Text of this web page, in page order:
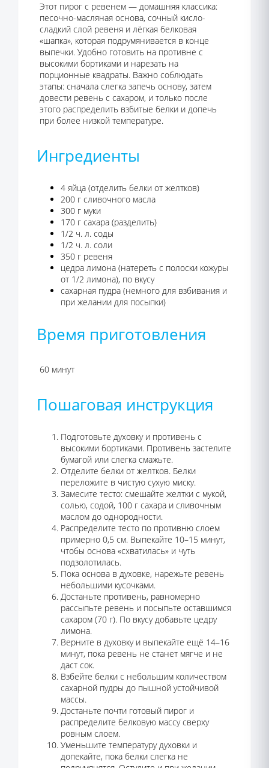
Этот пирог с ревенем — домашняя классика:
песочно-масляная основа, сочный кисло-
сладкий слой ревеня и лёгкая белковая
«шапка», которая подрумянивается в конце
выпечки. Удобно готовить на противне с
высокими бортиками и нарезать на
порционные квадраты. Важно соблюдать
этапы: сначала слегка запечь основу, затем
довести ревень с сахаром, и только после
этого распределить взбитые белки и допечь
при более низкой температуре.
Ингредиенты
4 яйца (отделить белки от желтков)
200 г сливочного масла
300 г муки
170 г сахара (разделить)
1/2 ч. л. соды
1/2 ч. л. соли
350 г ревеня
цедра лимона (натереть с полоски кожуры
от 1/2 лимона), по вкусу
сахарная пудра (немного для взбивания и
при желании для посыпки)
Время приготовления
60 минут
Пошаговая инструкция
Подготовьте духовку и противень с
высокими бортиками. Противень застелите
бумагой или слегка смажьте.
Отделите белки от желтков. Белки
переложите в чистую сухую миску.
Замесите тесто: смешайте желтки с мукой,
солью, содой, 100 г сахара и сливочным
маслом до однородности.
Распределите тесто по противню слоем
примерно 0,5 см. Выпекайте 10–15 минут,
чтобы основа «схватилась» и чуть
подзолотилась.
Пока основа в духовке, нарежьте ревень
небольшими кусочками.
Достаньте противень, равномерно
рассыпьте ревень и посыпьте оставшимся
сахаром (70 г). По вкусу добавьте цедру
лимона.
Верните в духовку и выпекайте ещё 14–16
минут, пока ревень не станет мягче и не
даст сок.
Взбейте белки с небольшим количеством
сахарной пудры до пышной устойчивой
массы.
Достаньте почти готовый пирог и
распределите белковую массу сверху
ровным слоем.
Уменьшите температуру духовки и
допекайте, пока белки слегка не